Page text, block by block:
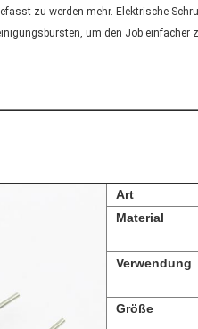
zu werden mehr. Elektrische
um den Job einfacher
Art
Material
Verwendung
Größe